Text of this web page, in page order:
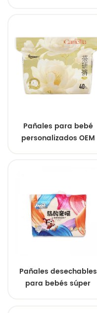
durante Todo el Día
Pañales para bebé
personalizados OEM
Pañales desechables
para bebés súper